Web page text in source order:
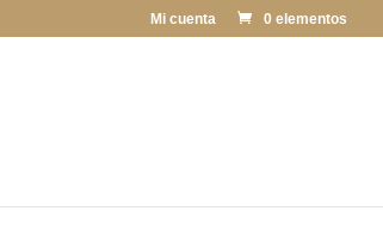
Mi cuenta 0 elementos